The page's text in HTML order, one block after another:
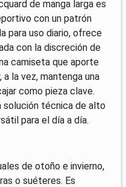
de manga larga es
con un patrón
para uso diario, ofrece
con la discreción de
camiseta que aporte
la vez, mantenga una
como pieza clave.
solución técnica de alto
para el día a día.
de otoño e invierno,
o suéteres. Es